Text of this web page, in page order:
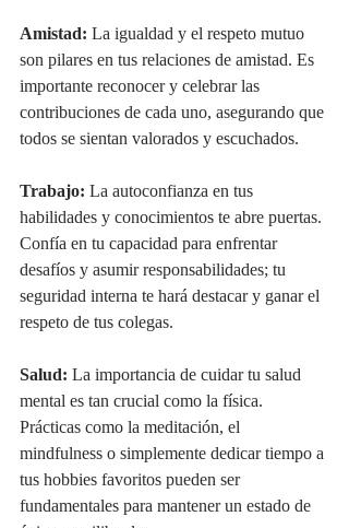
Amistad: La igualdad y el respeto mutuo
son pilares en tus relaciones de amistad. Es
importante reconocer y celebrar las
contribuciones de cada uno, asegurando que
todos se sientan valorados y escuchados.
Trabajo: La autoconfianza en tus
habilidades y conocimientos te abre puertas.
Confía en tu capacidad para enfrentar
desafíos y asumir responsabilidades; tu
seguridad interna te hará destacar y ganar el
respeto de tus colegas.
Salud: La importancia de cuidar tu salud
mental es tan crucial como la física.
Prácticas como la meditación, el
mindfulness o simplemente dedicar tiempo a
tus hobbies favoritos pueden ser
fundamentales para mantener un estado de